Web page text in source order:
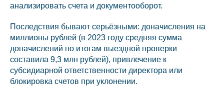
анализировать счета и документооборот.
Последствия бывают серьёзными: доначисления на
миллионы рублей (в 2023 году средняя сумма
доначислений по итогам выездной проверки
составила 9,3 млн рублей), привлечение к
субсидиарной ответственности директора или
блокировка счетов при уклонении.